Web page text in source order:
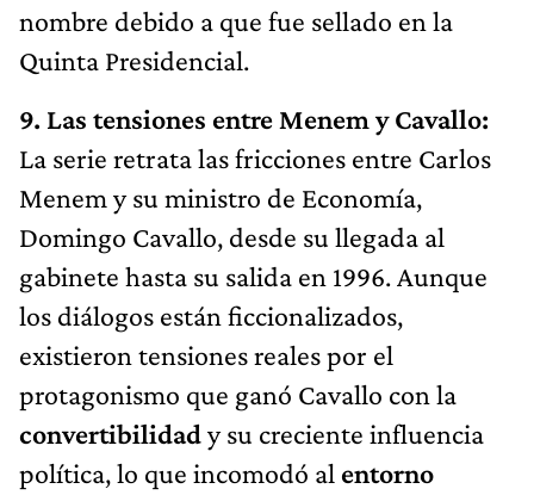
nombre debido a que fue sellado en la
Quinta Presidencial.
9. Las tensiones entre Menem y Cavallo:
La serie retrata las fricciones entre Carlos
Menem y su ministro de Economía,
Domingo Cavallo, desde su llegada al
gabinete hasta su salida en 1996. Aunque
los diálogos están ficcionalizados,
existieron tensiones reales por el
protagonismo que ganó Cavallo con la
convertibilidady su creciente influencia
política, lo que incomodó al entorno